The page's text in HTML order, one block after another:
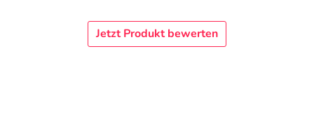
Jetzt Produkt bewerten